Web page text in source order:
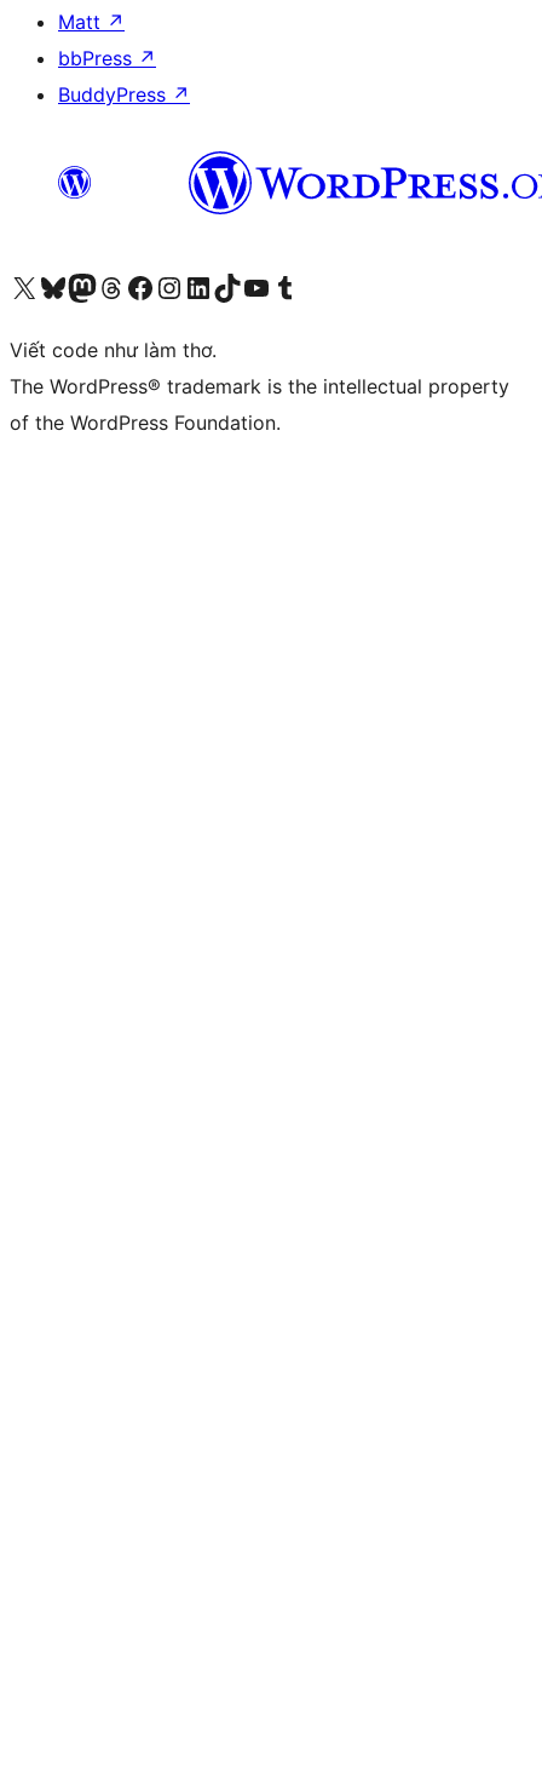
Matt ↗
bbPress ↗
BuddyPress ↗
Truy cập tài khoản X (trước đây là Twitter) của chúng tôiVisit our Bluesky account
Visit our Mastodon account
Visit our Threads account
Xem trang Facebook của chúng tôiTruy cập tài khoản Instagram của chúng tôiTruy cập tài khoản LinkedIn của chúng tôiVisit our TikTok account
Truy cập kênh YouTube của chúng tôi Visit our Tumblr account
Viết code như làm thơ.
The WordPress® trademark is the intellectual property
of the WordPress Foundation.